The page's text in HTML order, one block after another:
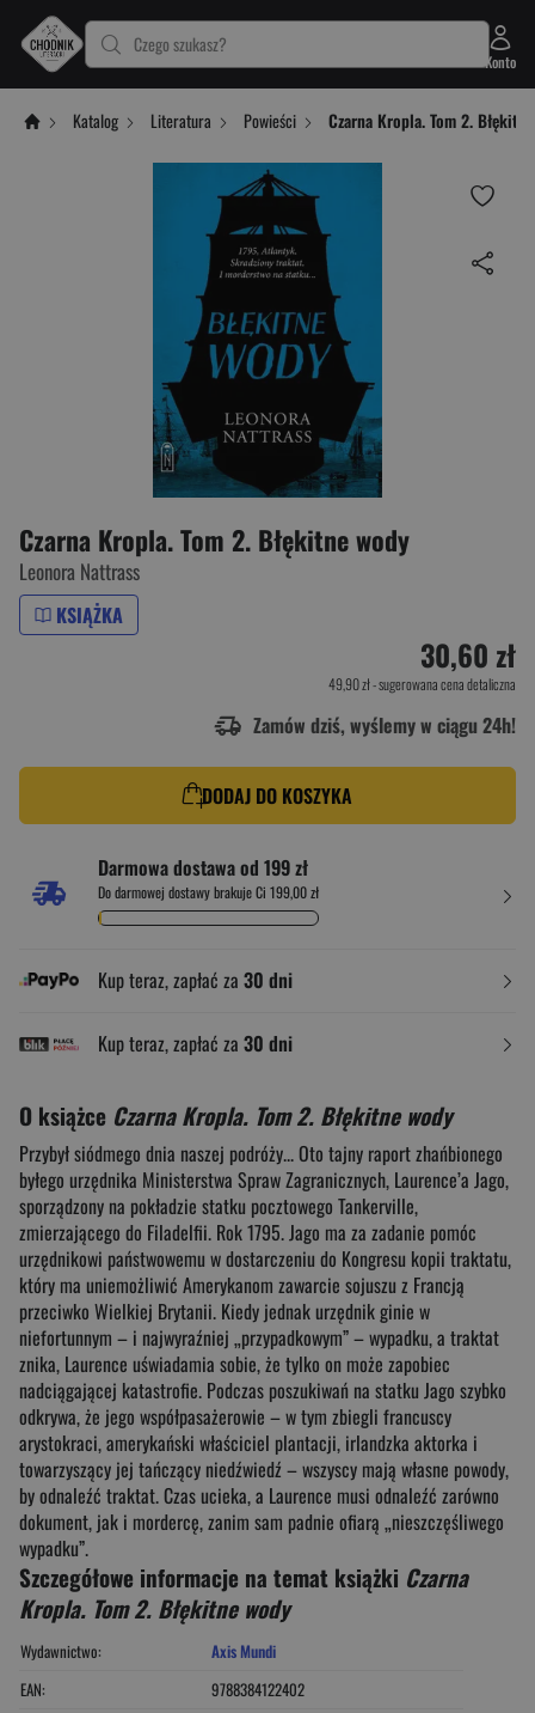
Czego szukasz?
Konto
Katalog Literatura Powieści Czarna Kropla. Tom 2.
Czarna Kropla. Tom 2. Błękitne wody
Leonora Nattrass
KSIĄŻKA
30,60 zł
49,90 zł- sugerowana cena detaliczna
Zamów dziś, wyślemy w ciągu 24h!
DODAJ DO KOSZYKA
Darmowa dostawa od 199 zł
Do darmowej dostawy brakuje Ci 199,00 zł
Kup teraz, zapłać za 30 dni
Kup teraz, zapłać za 30 dni
O książce Czarna Kropla. Tom 2. Błękitne wody
Przybył siódmego dnia naszej podróży... Oto tajny raport zhańbionego
byłego urzędnika Ministerstwa Spraw Zagranicznych, Laurence’a Jago,
sporządzony na pokładzie statku pocztowego Tankerville,
zmierzającego do Filadelfii. Rok 1795. Jago ma za zadanie pomóc
urzędnikowi państwowemu w dostarczeniu do Kongresu kopii traktatu,
który ma uniemożliwić Amerykanom zawarcie sojuszu z Francją
przeciwko Wielkiej Brytanii. Kiedy jednak urzędnik ginie w
niefortunnym – i najwyraźniej „przypadkowym” – wypadku, a traktat
znika, Laurence uświadamia sobie, że tylko on może zapobiec
nadciągającej katastrofie. Podczas poszukiwań na statku Jago szybko
odkrywa, że jego współpasażerowie – w tym zbiegli francuscy
arystokraci, amerykański właściciel plantacji, irlandzka aktorka i
towarzyszący jej tańczący niedźwiedź – wszyscy mają własne powody,
by odnaleźć traktat. Czas ucieka, a Laurence musi odnaleźć zarówno
dokument, jak i mordercę, zanim sam padnie ofiarą „nieszczęśliwego
wypadku”.
Szczegółowe informacje na temat książki Czarna
Kropla. Tom 2. Błękitne wody
Wydawnictwo:
Axis Mundi
EAN:
9788384122402